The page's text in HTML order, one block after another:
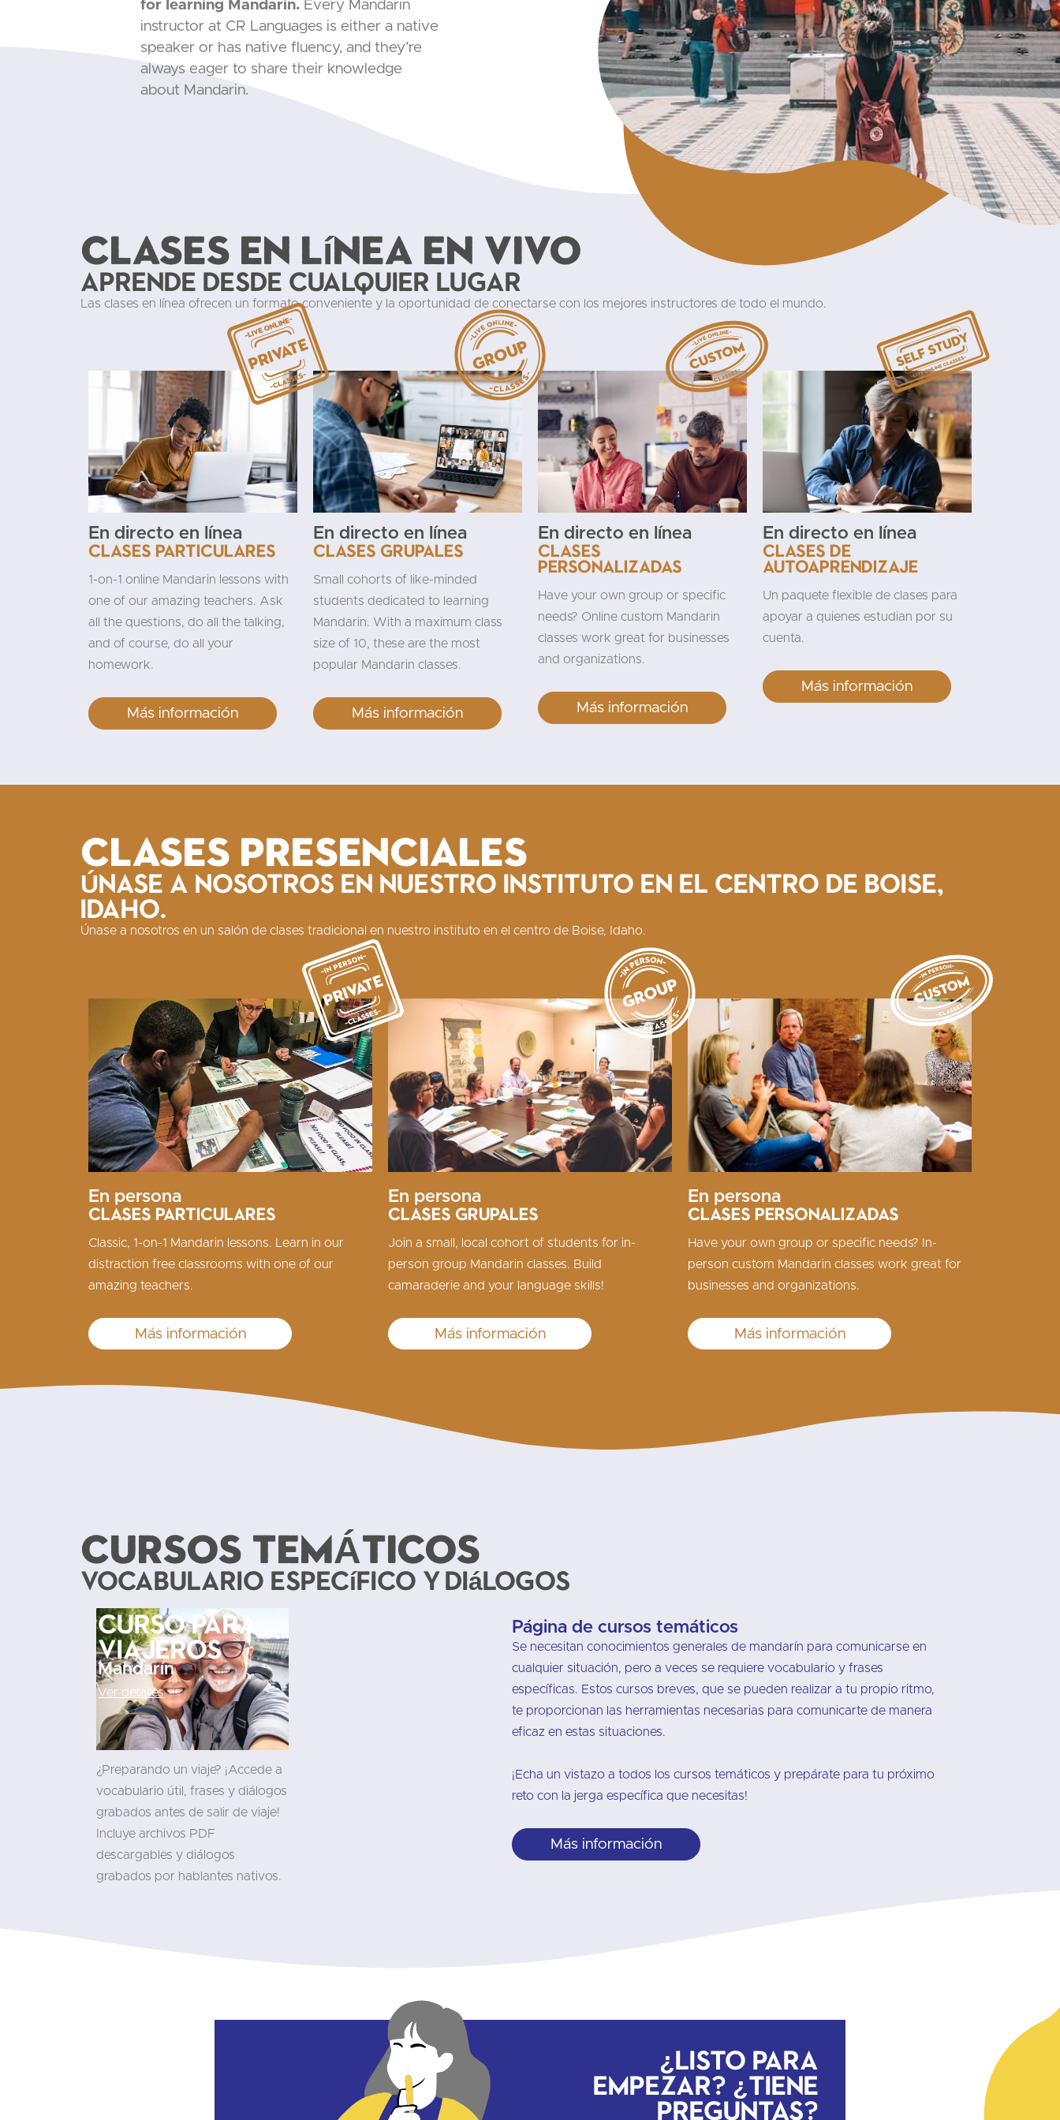
for learning Mandarin. Every Mandarin
instructor at CR Languages is either a native
speaker or has native fluency, and they’re
always eager to share their knowledge
about Mandarin.
Clases en línea en vivo
Aprende desde cualquier lugar
Las clases en línea ofrecen un formato conveniente y la oportunidad de conectarse con los mejores instructores de todo el mundo.
En directo en línea
Clases particulares
1-on-1 online Mandarin lessons with
one of our amazing teachers. Ask
all the questions, do all the talking,
and of course, do all your
homework.
Más información
En directo en línea
Clases grupales
Small cohorts of like-minded
students dedicated to learning
Mandarin. With a maximum class
size of 10, these are the most
popular Mandarin classes.
Más información
En directo en línea
Clases
personalizadas
Have your own group or specific
needs? Online custom Mandarin
classes work great for businesses
and organizations.
Más información
En directo en línea
Clases de
autoaprendizaje
Un paquete flexible de clases para
apoyar a quienes estudian por su
cuenta.
Más información
Clases presenciales
Únase a nosotros en nuestro instituto en el centro de Boise,
Idaho.
Únase a nosotros en un salón de clases tradicional en nuestro instituto en el centro de Boise, Idaho.
En persona
Clases particulares
Classic, 1-on-1 Mandarin lessons. Learn in our
distraction free classrooms with one of our
amazing teachers.
Más información
En persona
Clases grupales
Join a small, local cohort of students for in-
person group Mandarin classes. Build
camaraderie and your language skills!
Más información
En persona
Clases personalizadas
Have your own group or specific needs? In-
person custom Mandarin classes work great for
businesses and organizations.
Más información
CURSOS TEMÁTICOS
Vocabulario específico y diálogos
Curso para
viajeros
Mandarín
Ver detalles
¿Preparando un viaje? ¡Accede a
vocabulario útil, frases y diálogos
grabados antes de salir de viaje!
Incluye archivos PDF
descargables y diálogos
grabados por hablantes nativos.
Página de cursos temáticos
Se necesitan conocimientos generales de mandarín para comunicarse en
cualquier situación, pero a veces se requiere vocabulario y frases
específicas. Estos cursos breves, que se pueden realizar a tu propio ritmo,
te proporcionan las herramientas necesarias para comunicarte de manera
eficaz en estas situaciones.
¡Echa un vistazo a todos los cursos temáticos y prepárate para tu próximo
reto con la jerga específica que necesitas!
Más información
¿Listo para
empezar? ¿Tiene
preguntas?